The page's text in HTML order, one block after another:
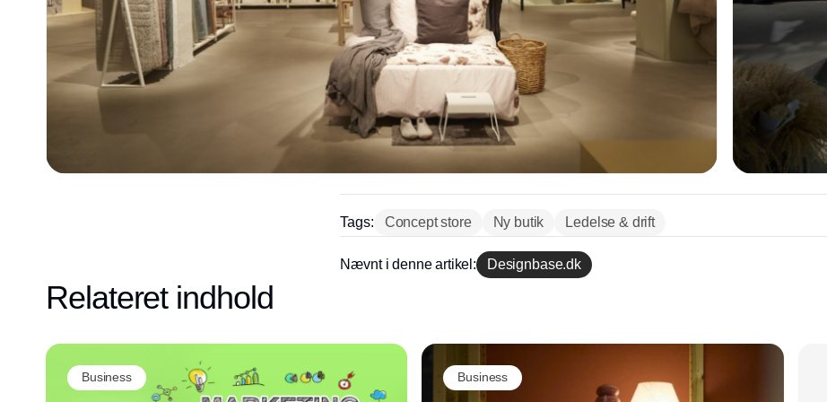
Tags: Concept store Ny butik Ledelse & drift
Nævnt i denne artikel: Designbase.dk
Relateret indhold
Business Business